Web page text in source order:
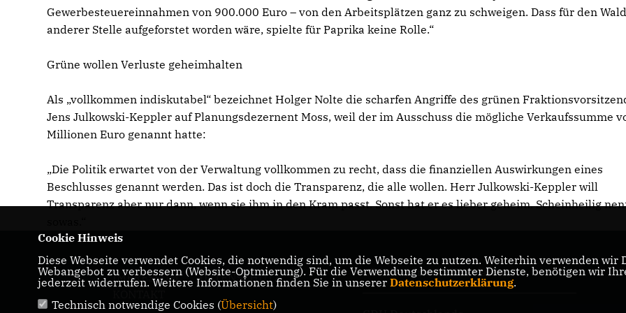
Gewerbesteuereinnahmen von 900.000 Euro – von den Arbeitsplätzen ganz zu schweigen. Dass für den
anderer Stelle aufgeforstet worden wäre, spielte für Paprika keine Rolle.“
Grüne wollen Verluste geheimhalten
Als „vollkommen indiskutabel“ bezeichnet Holger Nolte die scharfen Angriffe des grünen
Jens Julkowski-Keppler auf Planungsdezernent Moss, weil der im Ausschuss die mögliche Verkaufssumme
Millionen Euro genannt hatte:
Die Politik erwartet von der Verwaltung vollkommen zu recht, dass die finanziellen Auswirkungen eines
Beschlusses genannt werden. Das ist doch die Transparenz, die alle wollen. Herr Julkowski-Keppler will
Transparenz aber nur dann, wenn sie ihm in den Kram passt. Sonst hat er es lieber geheim. Scheinheilig
IMPRESSUM
DATENSCHUTZ
CDU Nordrhein-Westfalen
Cookie Hinweis
Diese Webseite verwendet Cookies, die notwendig sind, um die Webseite zu nutzen. Weiterhin verwenden
Webangebot zu verbessern (Website-Optmierung). Für die Verwendung bestimmter Dienste, benötigen wir
jederzeit widerrufen. Weitere Informationen finden Sie in unserer Datenschutzerklärung.
Technisch notwendige Cookies (Übersicht)